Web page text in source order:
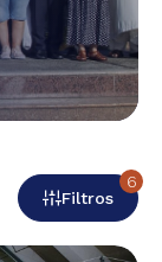
Filtros
6